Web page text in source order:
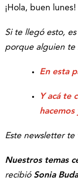
¡Hola, buen
Si te llegó esto,
porque alguien te
En esta
Y acá te
Este newsletter te
Nuestros temas
recibió Sonia